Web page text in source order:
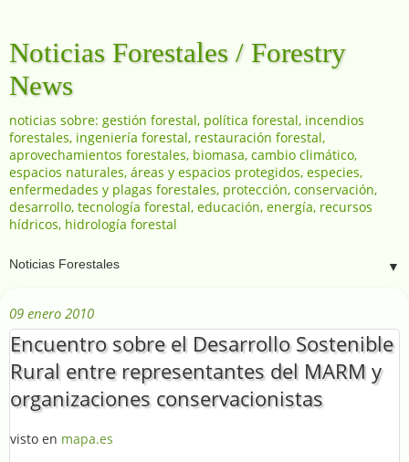
Noticias Forestales / Forestry
News
noticias sobre: gestión forestal, política forestal, incendios
forestales, ingeniería forestal, restauración forestal,
aprovechamientos forestales, biomasa, cambio climático,
espacios naturales, áreas y espacios protegidos, especies,
enfermedades y plagas forestales, protección, conservación,
desarrollo, tecnología forestal, educación, energía, recursos
hídricos, hidrología forestal
▼
09 enero 2010
Encuentro sobre el Desarrollo Sostenible
Rural entre representantes del MARM y
organizaciones conservacionistas
visto en mapa.es